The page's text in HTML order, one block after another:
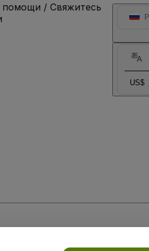
US$
помощи / Свяжитесь